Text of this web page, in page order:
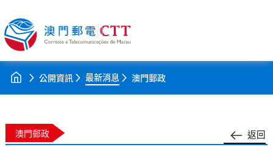
公開資訊 最新消息 澳門郵政
返回
澳門郵政